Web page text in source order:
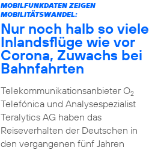
MOBILFUNKDATEN ZEIGEN
MOBILITÄTSWANDEL:
Nur noch halb so viele
Inlandsflüge wie vor
Corona, Zuwachs bei
Bahnfahrten
Telekommunikationsanbieter O2
Telefónica und Analysespezialist
Teralytics AG haben das
Reiseverhalten der Deutschen in
den vergangenen fünf Jahren